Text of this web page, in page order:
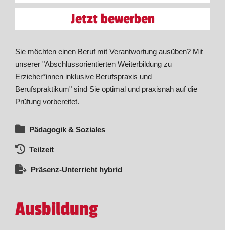
Jetzt bewerben
Sie möchten einen Beruf mit Verantwortung ausüben? Mit
unserer "Abschlussorientierten Weiterbildung zu
Erzieher*innen inklusive Berufspraxis und
Berufspraktikum" sind Sie optimal und praxisnah auf die
Prüfung vorbereitet.
Pädagogik & Soziales
Teilzeit
Präsenz-Unterricht hybrid
Ausbildung